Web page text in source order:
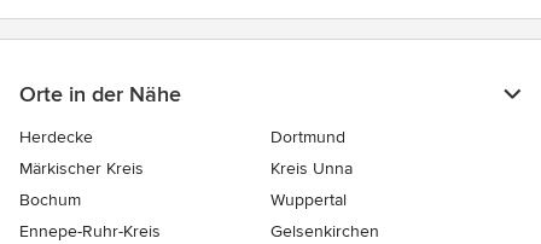
Orte in der Nähe
Herdecke
Dortmund
Märkischer Kreis
Kreis Unna
Bochum
Wuppertal
Ennepe-Ruhr-Kreis
Gelsenkirchen